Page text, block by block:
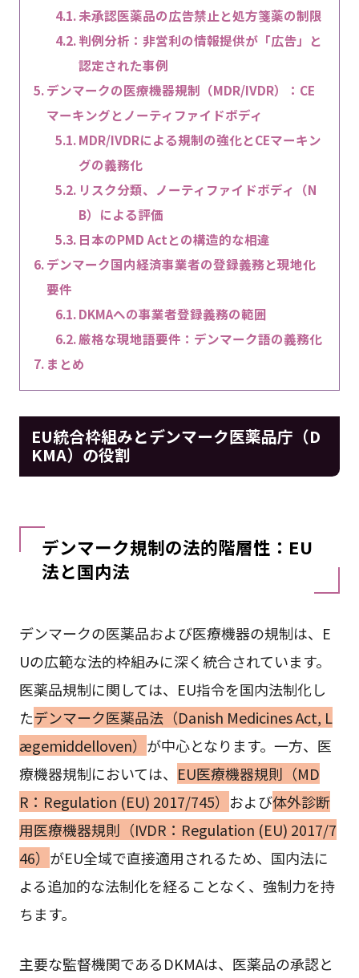
未承認医薬品の広告禁止と処方箋薬の制限
判例分析：非営利の情報提供が「広告」と
認定された事例
デンマークの医療機器規制（MDR/IVDR）：CE
マーキングとノーティファイドボディ
MDR/IVDRによる規制の強化とCEマーキン
グの義務化
リスク分類、ノーティファイドボディ（N
B）による評価
日本のPMD Actとの構造的な相違
デンマーク国内経済事業者の登録義務と現地化
要件
DKMAへの事業者登録義務の範囲
厳格な現地語要件：デンマーク語の義務化
まとめ
EU統合枠組みとデンマーク医薬品庁（D
KMA）の役割
デンマーク規制の法的階層性：EU
法と国内法
デンマークの医薬品および医療機器の規制は、E
Uの広範な法的枠組みに深く統合されています。
医薬品規制に関しては、EU指令を国内法制化し
たデンマーク医薬品法（Danish Medicines Act, L
ægemiddelloven） が中心となります。一方、医
療機器規制においては、 EU医療機器規則（MD
R：Regulation (EU) 2017/745） および体外診断
用医療機器規則（IVDR：Regulation (EU) 2017/7
46） がEU全域で直接適用されるため、国内法に
よる追加的な法制化を経ることなく、強制力を持
ちます。
主要な監督機関であるDKMAは、医薬品の承認と